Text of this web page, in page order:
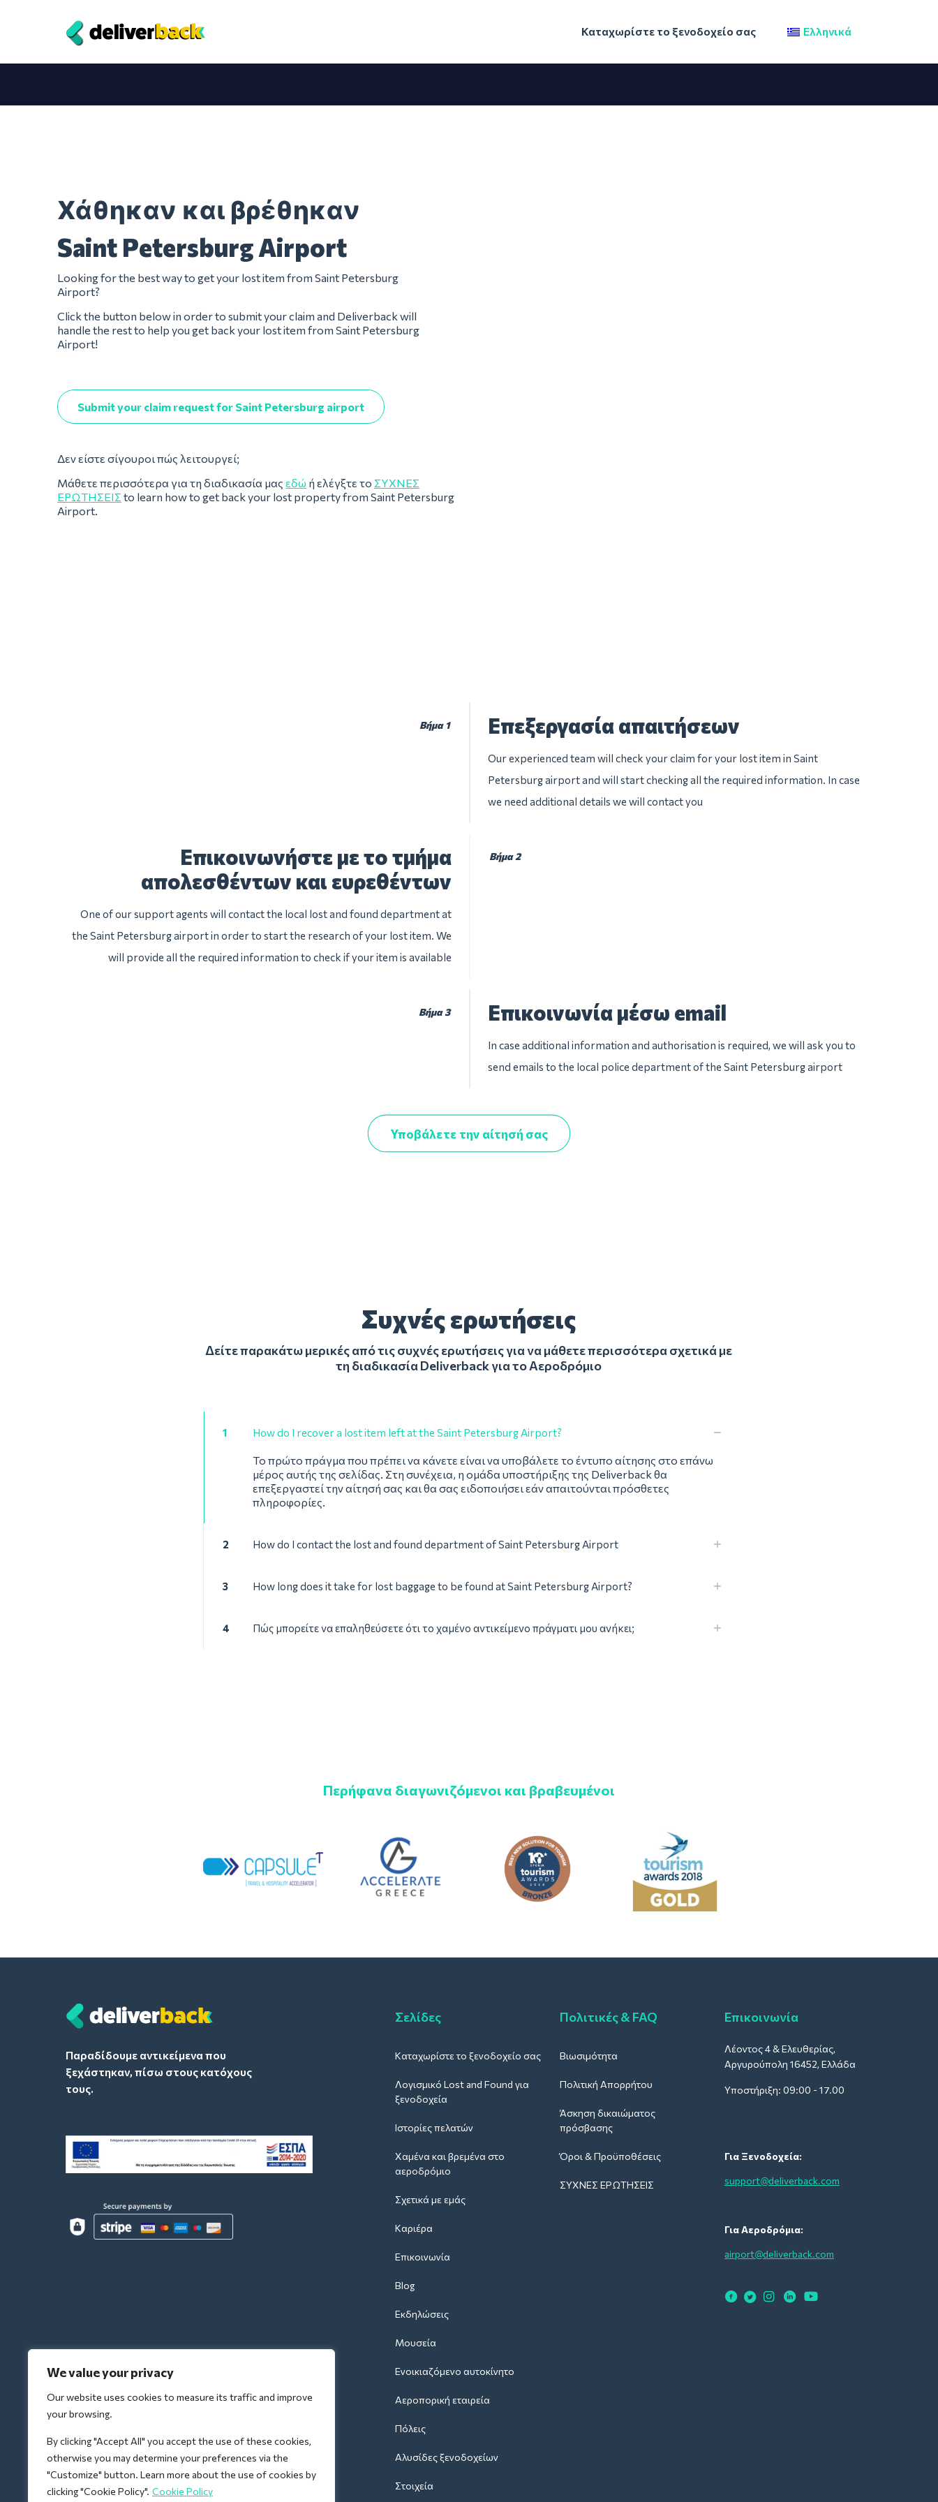
We value your privacy
Our website uses cookies to measure its traffic and improve
your browsing.
By clicking "Accept All" you accept the use of these cookies,
otherwise you may determine your preferences via the
"Customize" button. Learn more about the use of cookies by
clicking "Cookie Policy". Cookie Policy
Καταχωρίστε το ξενοδοχείο σας Ελληνικά
Χάθηκαν και βρέθηκαν
Saint Petersburg Airport
Looking for the best way to get your lost item from Saint Petersburg
Airport?
Click the button below in order to submit your claim and Deliverback will
handle the rest to help you get back your lost item from Saint Petersburg
Airport!
Submit your claim request for Saint Petersburg airport
Δεν είστε σίγουροι πώς λειτουργεί;
Μάθετε περισσότερα για τη διαδικασία μας εδώ ή ελέγξτε το ΣΥΧΝΈΣ
ΕΡΩΤΉΣΕΙΣ to learn how to get back your lost property from Saint Petersburg
Airport.
Βήμα 1 Επεξεργασία απαιτήσεων
Our experienced team will check your claim for your lost item in Saint
Petersburg airport and will start checking all the required information. In case
we need additional details we will contact you
Βήμα 2
Επικοινωνήστε με το τμήμα
απολεσθέντων και ευρεθέντων
One of our support agents will contact the local lost and found department at
the Saint Petersburg airport in order to start the research of your lost item. We
will provide all the required information to check if your item is available
Βήμα 3 Επικοινωνία μέσω email
In case additional information and authorisation is required, we will ask you to
send emails to the local police department of the Saint Petersburg airport
Υποβάλετε την αίτησή σας
Συχνές ερωτήσεις
Δείτε παρακάτω μερικές από τις συχνές ερωτήσεις για να μάθετε περισσότερα σχετικά με
τη διαδικασία Deliverback για το Αεροδρόμιο
1 How do I recover a lost item left at the Saint Petersburg Airport?
Το πρώτο πράγμα που πρέπει να κάνετε είναι να υποβάλετε το έντυπο αίτησης στο επάνω
μέρος αυτής της σελίδας. Στη συνέχεια, η ομάδα υποστήριξης της Deliverback θα
επεξεργαστεί την αίτησή σας και θα σας ειδοποιήσει εάν απαιτούνται πρόσθετες
πληροφορίες.
2 How do I contact the lost and found department of Saint Petersburg Airport
3 How long does it take for lost baggage to be found at Saint Petersburg Airport?
4 Πώς μπορείτε να επαληθεύσετε ότι το χαμένο αντικείμενο πράγματι μου ανήκει;
Περήφανα διαγωνιζόμενοι και βραβευμένοι
Παραδίδουμε αντικείμενα που
ξεχάστηκαν, πίσω στους κατόχους
τους.
Σελίδες
Καταχωρίστε το ξενοδοχείο σας
Λογισμικό Lost and Found για
ξενοδοχεία
Ιστορίες πελατών
Χαμένα και βρεμένα στο
αεροδρόμιο
Σχετικά με εμάς
Καριέρα
Επικοινωνία
Blog
Εκδηλώσεις
Μουσεία
Ενοικιαζόμενο αυτοκίνητο
Αεροπορική εταιρεία
Πόλεις
Αλυσίδες ξενοδοχείων
Στοιχεία
Πολιτικές & FAQ
Βιωσιμότητα
Πολιτική Απορρήτου
Άσκηση δικαιώματος
πρόσβασης
Όροι & Προϋποθέσεις
ΣΥΧΝΈΣ ΕΡΩΤΉΣΕΙΣ
Επικοινωνία
Λέοντος 4 & Ελευθερίας,
Αργυρούπολη 16452, Ελλάδα
Υποστήριξη: 09:00 - 17.00
Για Ξενοδοχεία:
support@deliverback.com
Για Αεροδρόμια:
airport@deliverback.com